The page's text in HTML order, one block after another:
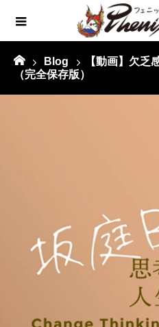
Blog
【動画】欠乏
（完全保存版）